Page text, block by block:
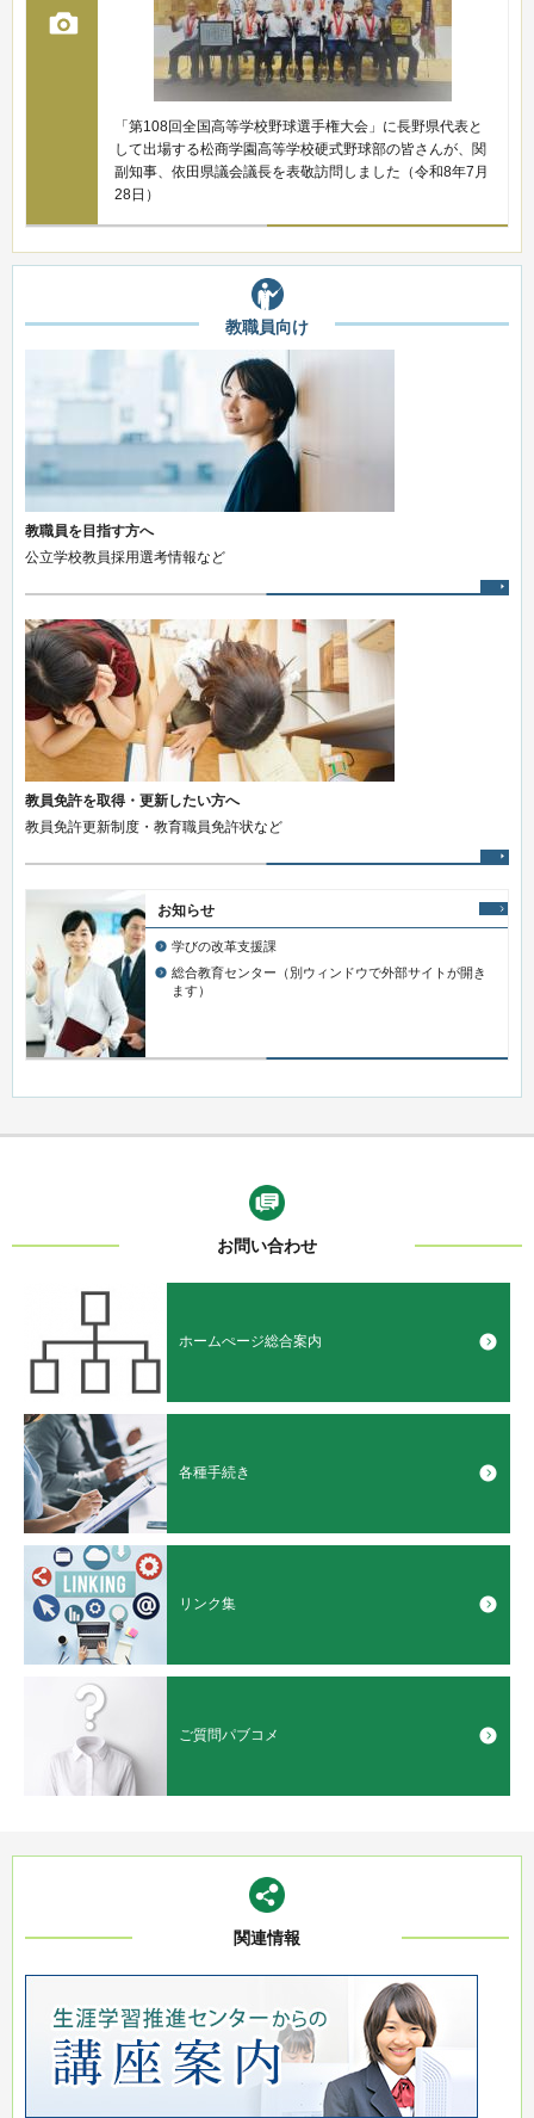
「第108回全国高等学校野球選手権大会」に長野県代表と
して出場する松商学園高等学校硬式野球部の皆さんが、関
副知事、依田県議会議長を表敬訪問しました（令和8年7月
28日）
教職員向け
教職員を目指す方へ
公立学校教員採用選考情報など
教員免許を取得・更新したい方へ
教員免許更新制度・教育職員免許状など
お知らせ
学びの改革支援課
総合教育センター（別ウィンドウで外部サイトが開き
ます）
お問い合わせ
ホームぺージ総合案内
各種手続き
リンク集
ご質問パブコメ
関連情報